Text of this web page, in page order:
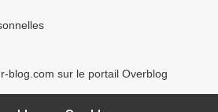
blog.com sur le portail Overblog